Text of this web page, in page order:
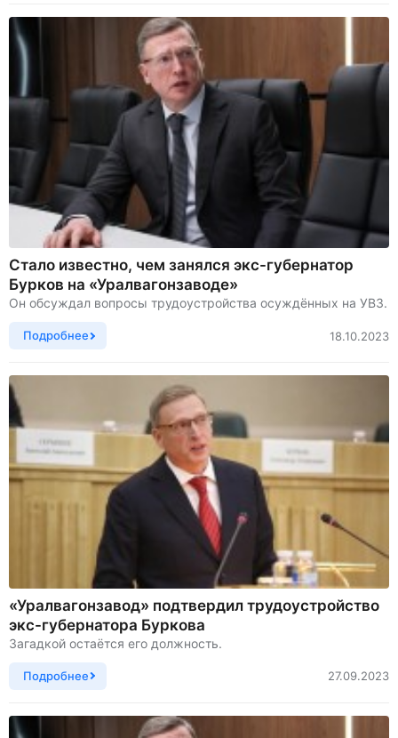
Стало известно, чем занялся экс-губернатор
Бурков на «Уралвагонзаводе»
Он обсуждал вопросы трудоустройства осуждённых на УВЗ.
Подробнее 18.10.2023
«Уралвагонзавод» подтвердил трудоустройство
экс-губернатора Буркова
Загадкой остаётся его должность.
Подробнее 27.09.2023